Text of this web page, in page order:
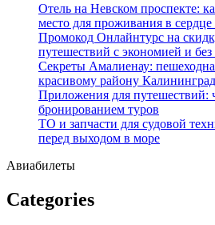
Отель на Невском проспекте:
место для проживания в сердце
Промокод Онлайнтурс на
путешествий с экономией и без
Секреты Амалиенау:
красивому району
Приложения для путешествий:
бронированием туров
ТО и запчасти для судовой
перед выходом в море
Авиабилеты
Categories